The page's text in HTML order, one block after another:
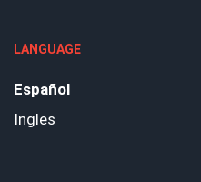
LANGUAGE
Español
Ingles